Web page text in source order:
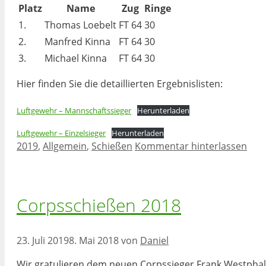
Platz Name Zug Ringe
1.
Thomas Loebelt FT 6430
2.
Manfred Kinna FT 6430
3.
Michael Kinna FT 6430
Hier finden Sie die detaillierten Ergebnislisten:
Luftgewehr – Mannschaftssieger Herunterladen
Luftgewehr – Einzelsieger Herunterladen
Kategorien
2019, Allgemein, Schießen Kommentar hinterlassen
Corpsschießen 2018
23. Juli 20198. Mai 2018von Daniel